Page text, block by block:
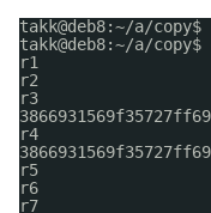
takk@deb8:~/a/copy$
takk@deb8:~/a/copy$
r1
r2
r3
r4
r5
r6
r7